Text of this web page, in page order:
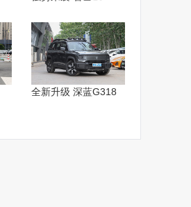
全新升级 深蓝G318